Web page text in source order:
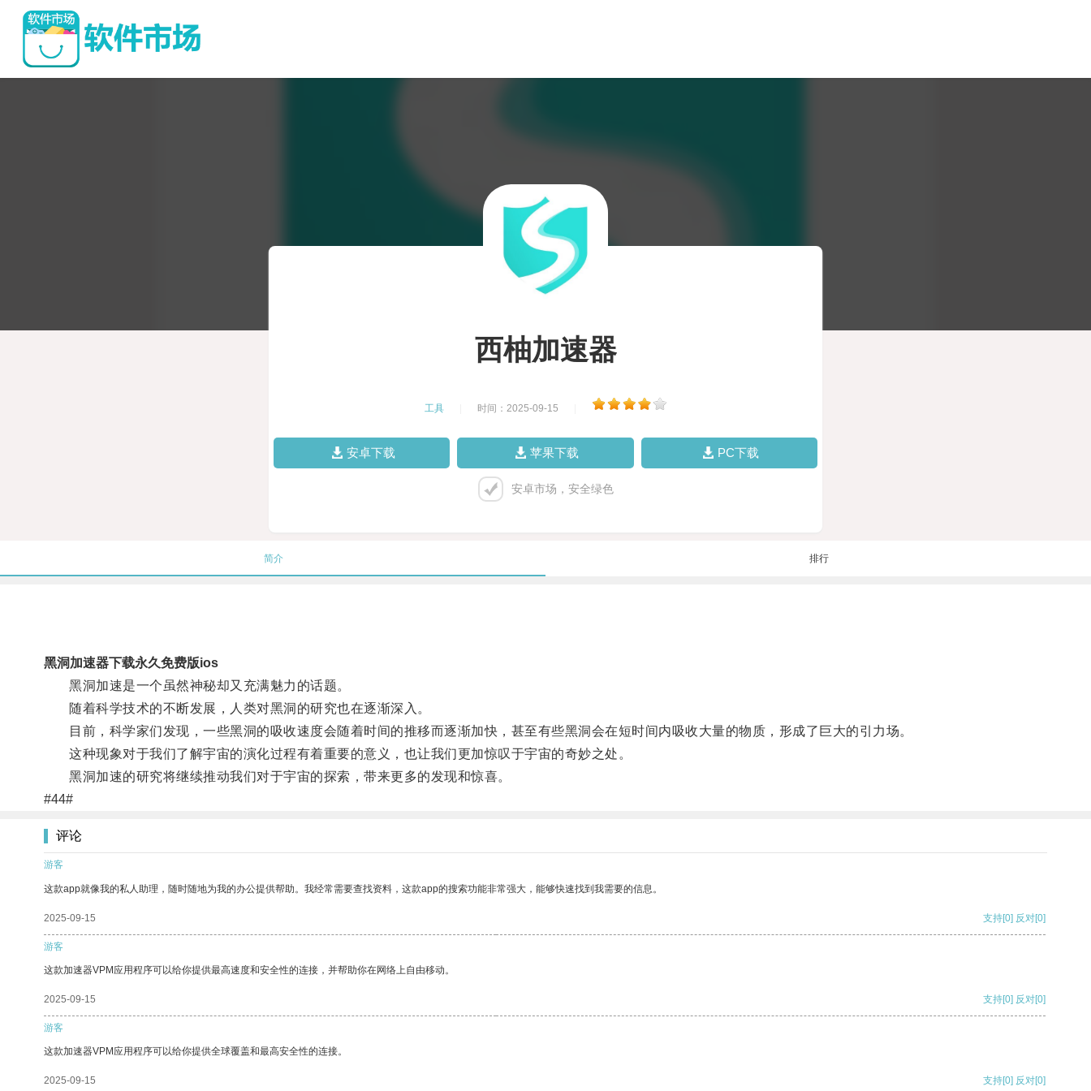
西柚加速器
工具 时间：2025-09-15
安卓下载 苹果下载 PC下载
安卓市场，安全绿色
简介 排行
黑洞加速器下载永久免费版ios
黑洞加速是一个虽然神秘却又充满魅力的话题。
随着科学技术的不断发展，人类对黑洞的研究也在逐渐深入。
目前，科学家们发现，一些黑洞的吸收速度会随着时间的推移而逐渐加快，甚至有些黑洞会在短时间内吸收大量的物质，形成了巨大的引力场。
这种现象对于我们了解宇宙的演化过程有着重要的意义，也让我们更加惊叹于宇宙的奇妙之处。
黑洞加速的研究将继续推动我们对于宇宙的探索，带来更多的发现和惊喜。
#44#
评论
游客
这款app就像我的私人助理，随时随地为我的办公提供帮助。我经常需要查找资料，这款app的搜索功能非常强大，能够快速找到我需要的信息。
2025-09-15 支持[0] 反对[0]
游客
这款加速器VPM应用程序可以给你提供最高速度和安全性的连接，并帮助你在网络上自由移动。
2025-09-15 支持[0] 反对[0]
游客
这款加速器VPM应用程序可以给你提供全球覆盖和最高安全性的连接。
2025-09-15 支持[0] 反对[0]